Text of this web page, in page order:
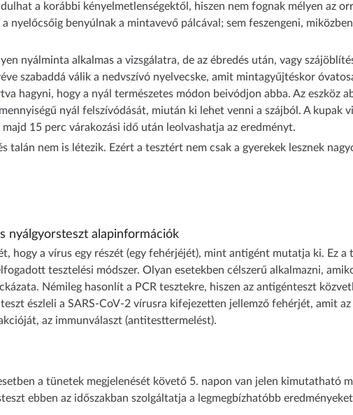
a korábbi kényelmetlenségektől, hiszen nem fognak mélyen az
nyelőcsőig benyúlnak a mintavevő pálcával; sem feszengeni,
nyálminta alkalmas a vizsgálatra, de az ébredés után, vagy
szabaddá válik a nedvszívó nyelvecske, amit mintagyűjtéskor
hagyni, hogy a nyál természetes módon beivódjon abba. Az eszköz
nyál felszívódását, miután ki lehet venni a szájból. A kupak
15 perc várakozási idő után leolvashatja az eredményt.
talán nem is létezik. Ezért a tesztért nem csak a gyerekek lesznek
nyálgyorsteszt alapinformációk
hogy a vírus egy részét (egy fehérjéjét), mint antigént mutatja ki. Ez a
tesztelési módszer. Olyan esetekben célszerű alkalmazni,
Némileg hasonlít a PCR tesztekre, hiszen az antigénteszt
észleli a SARS-CoV-2 vírusra kifejezetten jellemző fehérjét, amit
az immunválaszt (antitesttermelést).
a tünetek megjelenését követő 5. napon van jelen kimutatható
ebben az időszakban szolgáltatja a legmegbízhatóbb